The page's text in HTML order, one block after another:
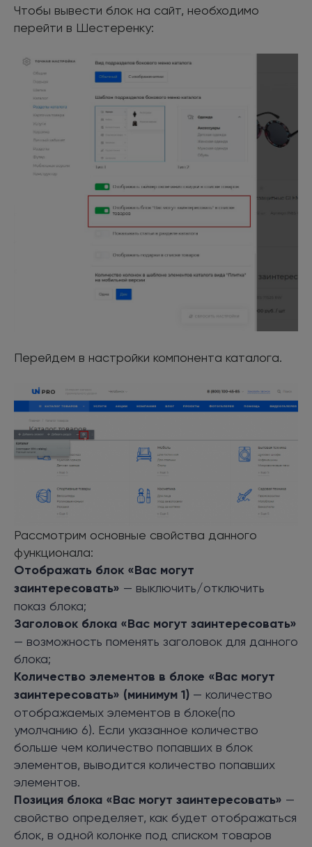
Чтобы вывести блок на сайт, необходимо
перейти в Шестеренку:
Перейдем в настройки компонента каталога.
Рассмотрим основные свойства данного
функционала:
Отображать блок «Вас могут
заинтересовать» — выключить/отключить
показ блока;
Заголовок блока «Вас могут заинтересовать»
— возможность поменять заголовок для данного
блока;
Количество элементов в блоке «Вас могут
заинтересовать» (минимум 1) — количество
отображаемых элементов в блоке(по
умолчанию 6). Если указанное количество
больше чем количество попавших в блок
элементов, выводится количество попавших
элементов.
Позиция блока «Вас могут заинтересовать» —
свойство определяет, как будет отображаться
блок, в одной колонке под списком товаров